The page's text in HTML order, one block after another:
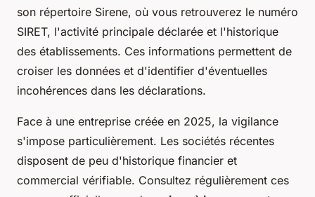
son répertoire Sirene, où vous retrouverez le numéro
SIRET, l'activité principale déclarée et l'historique
des établissements. Ces informations permettent de
croiser les données et d'identifier d'éventuelles
incohérences dans les déclarations.
Face à une entreprise créée en 2025, la vigilance
s'impose particulièrement. Les sociétés récentes
disposent de peu d'historique financier et
commercial vérifiable. Consultez régulièrement ces